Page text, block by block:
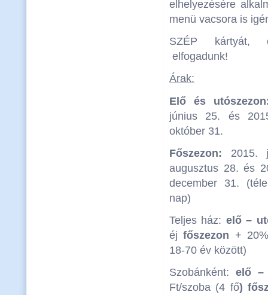
elhelyezésére
menü vacsora is
SZÉP kártyát,
elfogadunk!
Árak:
Elő és
június 25. és
október 31.
Főszezon: 2015.
augusztus 28. és
december 31.
nap)
Teljes ház: elő –
éjfőszezon +
18-70 év között)
Szobánként: elő –
Ft/szoba (4 fő)